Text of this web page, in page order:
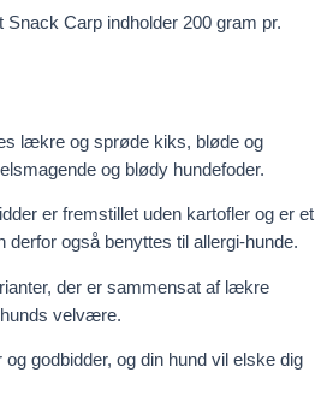
Carp indholder 200 gram pr.
lækre og sprøde kiks, bløde og
og blødy hundefoder.
er fremstillet uden kartofler og er et
derfor også benyttes til allergi-hunde.
der er sammensat af lækre
velvære.
godbidder, og din hund vil elske dig